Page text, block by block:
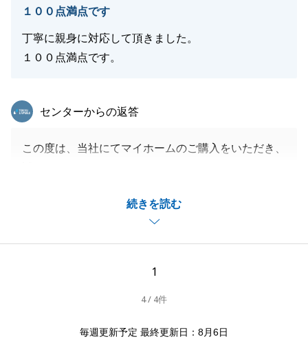
１００点満点です
丁寧に親身に対応して頂きました。
１００点満点です。
続きを読む
東急リバブル
センターからの返答
この度は、当社にてマイホームのご購入をいただき、
引き続き、当社にお手伝いのできることがございまし
たらお気軽にご連絡くださいませ。
どうぞよろしくお願い申し上げます。
閉じる
1
4 / 4件
毎週更新予定 最終更新日：8月6日